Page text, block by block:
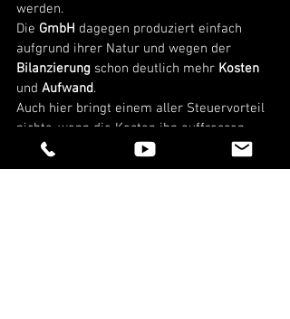
werden.
Die GmbH dagegen produziert einfach
aufgrund ihrer Natur und wegen der
Bilanzierung schon deutlich mehr Kosten
und Aufwand.
Auch hier bringt einem aller Steuervorteil
nichts, wenn die Kosten ihn auffressen
und/oder man zu viel Zeit aufwenden
muss – Stichwort Opportunitätskosten.